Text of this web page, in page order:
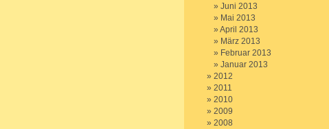
Juni 2013
Mai 2013
April 2013
März 2013
Februar 2013
Januar 2013
2012
2011
2010
2009
2008